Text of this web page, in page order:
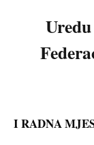
I RADNA